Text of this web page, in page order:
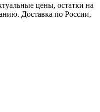
цены, остатки на
Доставка по России,